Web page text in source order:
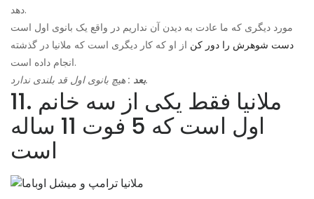
دهد.
مورد دیگری که ما عادت به دیدن آن نداریم در واقع یک بانوی اول است
دست شوهرش را دور کن از او که کار دیگری است که ملانیا در گذشته
انجام داده است.
بعد: هیچ بانوی اول قد بلندی ندارد.
11. ملانیا فقط یکی از سه خانم
اول است که 5 فوت 11 ساله
است